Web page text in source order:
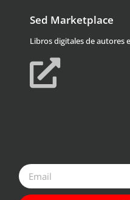
Sed Marketplace
Libros digitales de autores